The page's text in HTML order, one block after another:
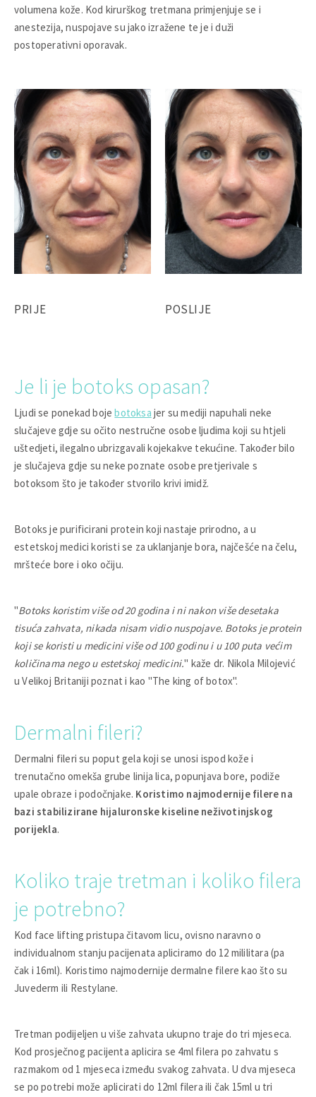
volumena kože. Kod kirurškog tretmana primjenjuje se i
anestezija, nuspojave su jako izražene te je i duži
postoperativni oporavak.
PRIJE POSLIJE
Je li je botoks opasan?
Ljudi se ponekad bojebotoksa jer su mediji napuhali neke
slučajeve gdje su očito nestručne osobe ljudima koji su htjeli
uštedjeti, ilegalno ubrizgavali kojekakve tekućine. Također bilo
je slučajeva gdje su neke poznate osobe pretjerivale s
botoksom što je također stvorilo krivi imidž.
Botoks je purificirani protein koji nastaje prirodno, a u
estetskoj medici koristi se za uklanjanje bora, najčešće na čelu,
mršteće bore i oko očiju.
"Botoks koristim više od 20 godina i ni nakon više desetaka
tisuća zahvata, nikada nisam vidio nuspojave. Botoks je protein
koji se koristi u medicini više od 100 godinu i u 100 puta većim
količinama nego u estetskoj medicini." kaže dr. Nikola Milojević
u Velikoj Britaniji poznat i kao "The king of botox".
Dermalni fileri?
Dermalni fileri su poput gela koji se unosi ispod kože i
trenutačno omekša grube linija lica, popunjava bore, podiže
upale obraze i podočnjake. Koristimo najmodernije filere na
bazi stabilizirane hijaluronske kiseline neživotinjskog
porijekla.
Koliko traje tretman i koliko filera
je potrebno?
Kod face lifting pristupa čitavom licu, ovisno naravno o
individualnom stanju pacijenata apliciramo do 12 mililitara (pa
čak i 16ml). Koristimo najmodernije dermalne filere kao što su
Juvederm ili Restylane.
Tretman podijeljen u više zahvata ukupno traje do tri mjeseca.
Kod prosječnog pacijenta aplicira se 4ml filera po zahvatu s
razmakom od 1 mjeseca između svakog zahvata. U dva mjeseca
se po potrebi može aplicirati do 12ml filera ili čak 15ml u tri